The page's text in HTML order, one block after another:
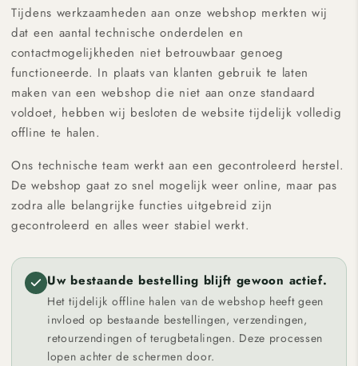
Tijdens werkzaamheden aan onze webshop merkten wij
dat een aantal technische onderdelen en
contactmogelijkheden niet betrouwbaar genoeg
functioneerde. In plaats van klanten gebruik te laten
maken van een webshop die niet aan onze standaard
voldoet, hebben wij besloten de website tijdelijk volledig
offline te halen.
Ons technische team werkt aan een gecontroleerd herstel.
De webshop gaat zo snel mogelijk weer online, maar pas
zodra alle belangrijke functies uitgebreid zijn
gecontroleerd en alles weer stabiel werkt.
Uw bestaande bestelling blijft gewoon actief.
Het tijdelijk offline halen van de webshop heeft geen
invloed op bestaande bestellingen, verzendingen,
retourzendingen of terugbetalingen. Deze processen
lopen achter de schermen door.